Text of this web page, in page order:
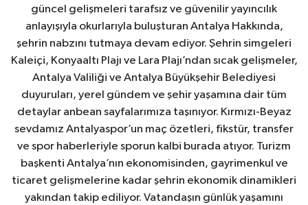
güncel gelişmeleri tarafsız ve güvenilir yayıncılık
anlayışıyla okurlarıyla buluşturan Antalya Hakkında,
şehrin nabzını tutmaya devam ediyor. Şehrin simgeleri
Kaleiçi, Konyaaltı Plajı ve Lara Plajı’ndan sıcak gelişmeler,
Antalya Valiliği ve Antalya Büyükşehir Belediyesi
duyuruları, yerel gündem ve şehir yaşamına dair tüm
detaylar anbean sayfalarımıza taşınıyor. Kırmızı-Beyaz
sevdamız Antalyaspor’un maç özetleri, fikstür, transfer
ve spor haberleriyle sporun kalbi burada atıyor. Turizm
başkenti Antalya’nın ekonomisinden, gayrimenkul ve
ticaret gelişmelerine kadar şehrin ekonomik dinamikleri
yakından takip ediliyor. Vatandaşın günlük yaşamını